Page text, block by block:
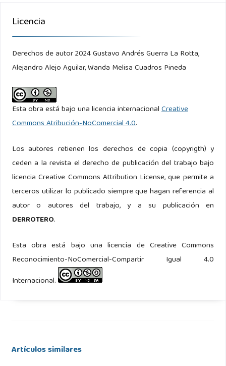
Korecki, Z., & Pomazalova, N. (2010). Knowledge innovation
Lagorio, A., Zenezini, G., Mangano, G., & Pinto, R. (2022). A
systematic literature review of innovative technologies
adopted in logistics management. International Journal of
Logistics Research and Applications, 25(7), 1043–1066.
Li, X., Sohail, S., Majeed, M. T., & Ahmad, W. (2021). Green
Evidence from one belt and road initiative economies.
Environmental Science and Pollution Research, 28(24),
30664–30674.
Martínez, L., & Kadi, O. E. (2019). Integral logistics and total
quality, organizational management philosophy of
Interdisciplinaria de Ciencias de la Educación, Turismo,
Ciencias Sociales y Económica, Ciencias del Agro y Mar y
Ciencias Exactas y Aplicadas, IV(7), 1–33. Disponible en
2024, dehttps://www.dla.mil/About-DLA/News/News-
Licencia
Derechos de autor 2024 Gustavo Andrés Guerra La Rotta,
Alejandro Alejo Aguilar, Wanda Melisa Cuadros Pineda
Esta obra está bajo una licencia internacionalCreative
Commons Atribución-NoComercial 4.0.
Los autores retienen los derechos de copia (copyrigth) y
ceden a la revista el derecho de publicación del trabajo bajo
licencia Creative Commons Attribution License, que permite a
terceros utilizar lo publicado siempre que hagan referencia al
autor o autores del trabajo, y a su publicación en
DERROTERO.
Esta obra está bajo una licencia de Creative Commons
Reconocimiento-NoComercial-Compartir Igual 4.0
Internacional.
Artículos similares